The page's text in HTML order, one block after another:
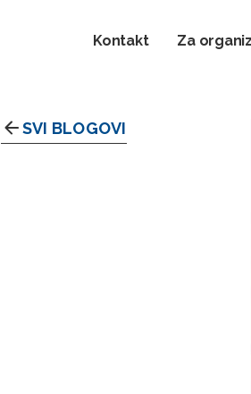
Kontakt Za
SVI BLOGOVI